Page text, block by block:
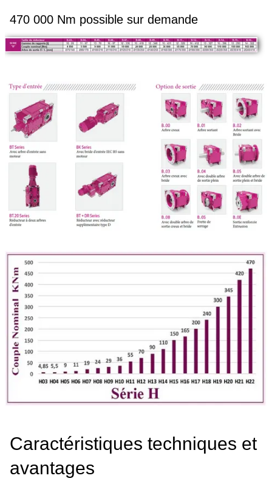
470 000 Nm possible sur demande
Caractéristiques techniques et
avantages